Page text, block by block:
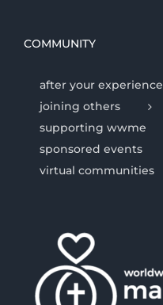
COMMUNITY
after your experience
joining others
supporting wwme
sponsored events
virtual communities